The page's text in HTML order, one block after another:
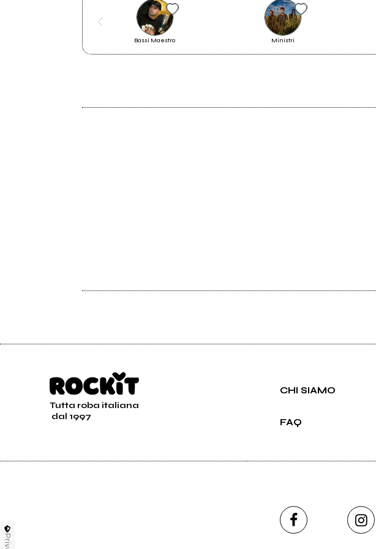
Con i Moss Garden il prog diventa
intergenerazionale
Bassi Maestro Ministri
Tutta roba italiana
dal 1997
CHI SIAMO
FAQ